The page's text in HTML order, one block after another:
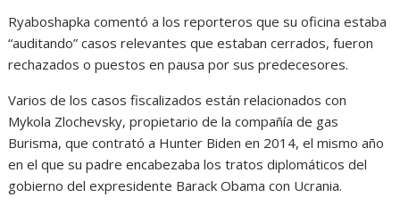
Ryaboshapka comentó a los reporteros que su oficina estaba
“auditando” casos relevantes que estaban cerrados, fueron
rechazados o puestos en pausa por sus predecesores.
Varios de los casos fiscalizados están relacionados con
Mykola Zlochevsky, propietario de la compañía de gas
Burisma, que contrató a Hunter Biden en 2014, el mismo año
en el que su padre encabezaba los tratos diplomáticos del
gobierno del expresidente Barack Obama con Ucrania.